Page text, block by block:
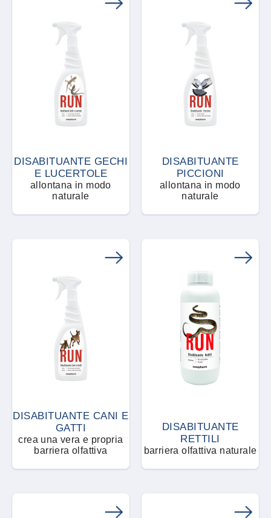
Stazione di avvelenamento
Tablet e compresse
Trappola adesiva
Trappola meccanica
DISABITUANTE GECHI
E LUCERTOLE
allontana in modo
naturale
DISABITUANTE
PICCIONI
allontana in modo
naturale
DISABITUANTE CANI E
GATTI
crea una vera e propria
barriera olfattiva
DISABITUANTE
RETTILI
barriera olfattiva naturale